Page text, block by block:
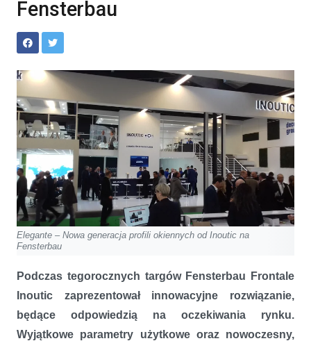
Fensterbau
Elegante – Nowa generacja profili okiennych od Inoutic na
Fensterbau
Podczas tegorocznych targów Fensterbau Frontale
Inoutic zaprezentował innowacyjne rozwiązanie,
będące odpowiedzią na oczekiwania rynku.
Wyjątkowe parametry użytkowe oraz nowoczesny,